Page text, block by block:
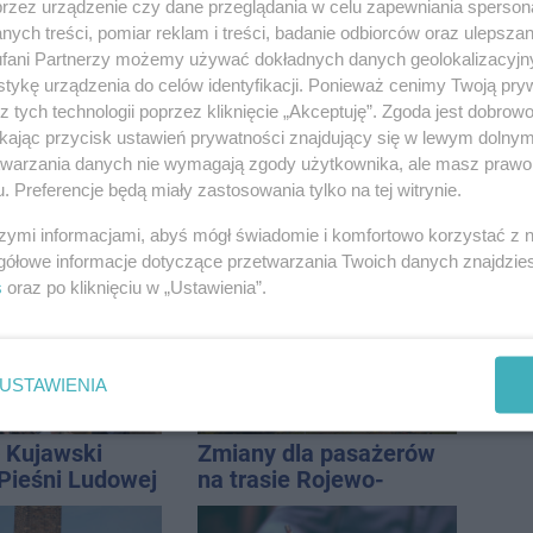
remontu zatok
ruchu
ręce policji.
miał 2,6
ENEJ i Dżem wśród
gwiazd tegorocznego
święta miasta
Kujawski
Ludowej
Zmiany dla pasażerów
na trasie Rojewo-
Inowrocław
urządzenie czy dane przeglądania w celu zapewniania
treści, pomiar reklam i treści, badanie odbiorców oraz
Partnerzy możemy używać dokładnych danych
urządzenia do celów identyfikacji. Ponieważ cenimy Twoją
tych technologii poprzez kliknięcie „Akceptuję”. Zgoda jest
przycisk ustawień prywatności znajdujący się w lewym
danych nie wymagają zgody użytkownika, ale masz
Preferencje będą miały zastosowania tylko na tej witrynie.
informacjami, abyś mógł świadomie i komfortowo korzystać z
informacje dotyczące przetwarzania Twoich danych
oraz po kliknięciu w „Ustawienia”.
USTAWIENIA